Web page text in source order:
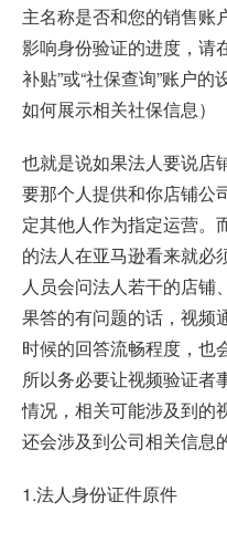
主名称是否和您的销售账
影响身份验证的进度，请
补贴”或“社保查询”账户
如何展示相关社保信息）
也就是说如果法人要说店
要那个人提供和你店铺公
定其他人作为指定运营。
的法人在亚马逊看来就必
人员会问法人若干的店铺
果答的有问题的话，视频
时候的回答流畅程度，也
所以务必要让视频验证者
情况，相关可能涉及到的
还会涉及到公司相关信息
1.法人身份证件原件